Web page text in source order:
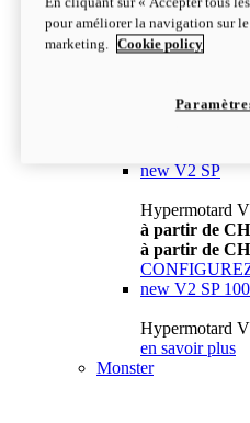
à partir de
newV2
à partir de
à partir de
new V2 SP
Hypermotard
à partir de
à partir de
new V2 SP 100
Hypermotard
en savoir plus
Monster
pour améliorer la navigation sur
marketing.
Cookie policy